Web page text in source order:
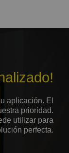
aplicación. El
prioridad.
utilizar para
perfecta.